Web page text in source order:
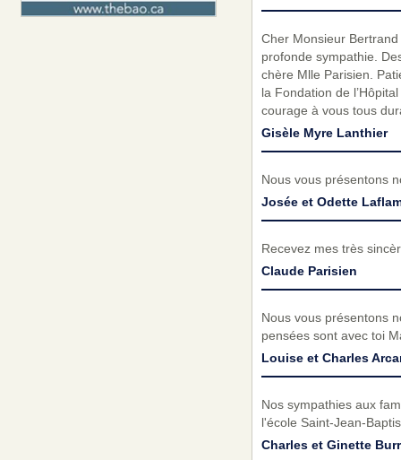
Cher Monsieur
profonde sympathie.
chère Mlle Parisien.
la Fondation de
courage à vous tous
Gisèle Myre Lanthier
Nous vous présentons
Josée et Odette
Recevez mes très
Claude Parisien
Nous vous présentons
pensées sont avec toi
Louise et Charles
Nos sympathies aux
l'école Saint-Jean-
Charles et Ginette